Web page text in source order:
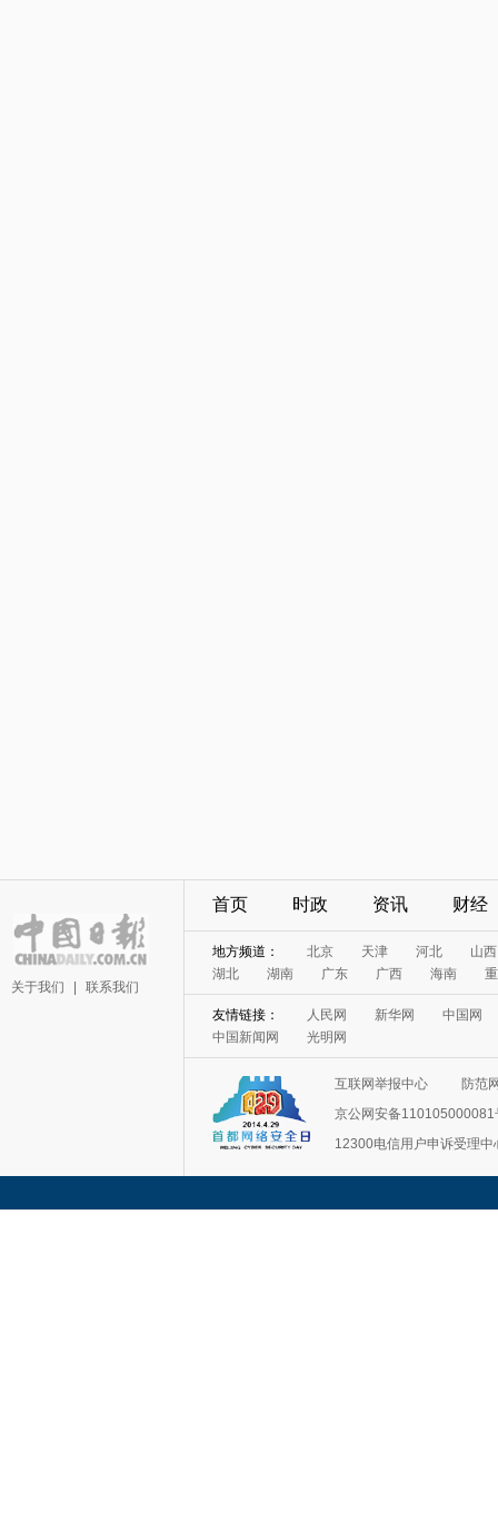
关于我们 联系我们
首页 时政 资讯 财经
地方频道： 北京 天津 河北
山西
湖北
湖南 广东 广西 海南
友情链接： 人民网 新华网
中国网
中国新闻网
光明网
互联网举报中心
防范
京公网安备110105000081
12300电信用户申诉受理中